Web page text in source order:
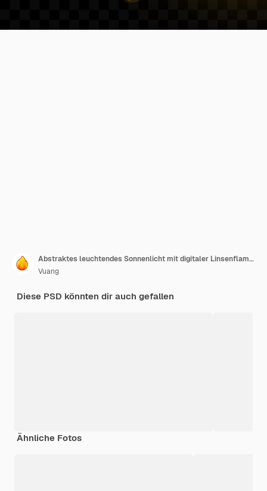
Abstraktes leuchtendes Sonnenlicht mit digitaler Linsenflamme
Vuang
Diese PSD könnten dir auch gefallen
Ähnliche Fotos